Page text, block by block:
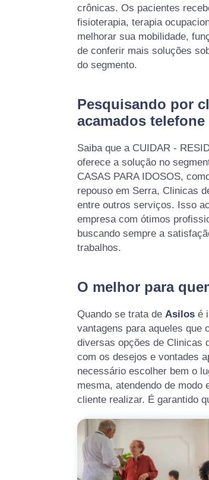
crônicas. Os pacientes
fisioterapia, terapia
melhorar sua mobilidade,
de conferir mais soluções
do segmento.
Pesquisando por
acamados telefone
Saiba que a CUIDAR -
oferece a solução no
CASAS PARA IDOSOS,
repouso em Serra, Clinicas
entre outros serviços. Isso
empresa com ótimos
buscando sempre a
trabalhos.
O melhor para
Quando se trata de Asilos é
vantagens para aqueles que
diversas opções de Clinicas
com os desejos e vontades
necessário escolher bem o
mesma, atendendo de
cliente realizar. É garantido